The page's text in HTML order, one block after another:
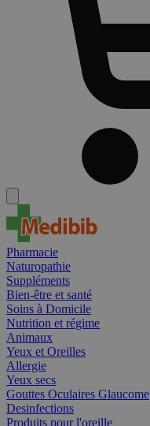
Pharmacie
Naturopathie
Suppléments
Bien-être et santé
Soins à Domicile
Nutrition et régime
Animaux
Yeux et Oreilles
Allergie
Yeux secs
Gouttes Oculaires Glaucome
Desinfections
Produits pour l'oreille